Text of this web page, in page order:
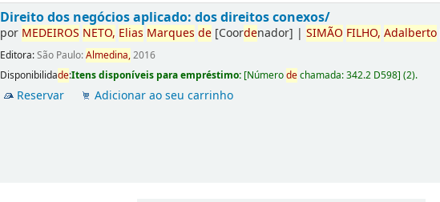
Direito dos negócios aplicado: dos direitos conexos/
por MEDEIROS NETO, Elias Marques de [Coordenador] |SIMÃO FILHO, Adalberto
Editora:São Paulo:Almedina,2016
Disponibilidade:Itens disponíveis para empréstimo: [Númerodechamada:342.2 D598](2).
Reservar Adicionar ao seu carrinho